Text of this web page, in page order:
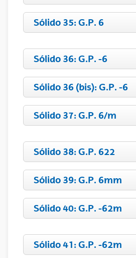
Sólido 35: G.P. 6
Sólido 36: G.P. -6
Sólido 36 (bis): G.P. -6
Sólido 37: G.P. 6/m
Sólido 38: G.P. 622
Sólido 39: G.P. 6mm
Sólido 40: G.P. -62m
Sólido 41: G.P. -62m